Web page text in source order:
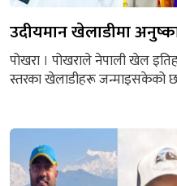
उदीयमान खेलाडीमा
पोखरा । पोखराले नेपाली खेल
स्तरका खेलाडीहरू जन्माइसकेको छ
सफलताको जग बसालिसकेका छन् ।
प्रशिक्षण, अनुशासन र राष्ट्रको
खेलाडीहरू यतिबेला नेपाली